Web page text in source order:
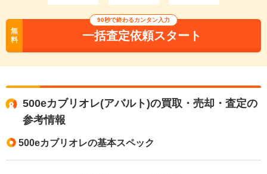
無
料
90秒で終わるカンタン入力
一括査定依頼スタート
500eカブリオレ(アバルト)の買取・売却・査定の
参考情報
500eカブリオレの基本スペック